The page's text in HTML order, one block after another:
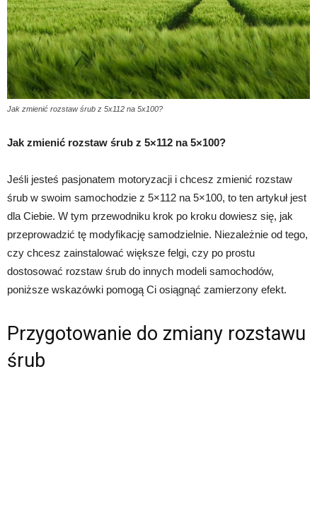
Jak zmienić rozstaw śrub z 5x112 na 5x100?
Jak zmienić rozstaw śrub z 5×112 na 5×100?
Jeśli jesteś pasjonatem motoryzacji i chcesz zmienić rozstaw
śrub w swoim samochodzie z 5×112 na 5×100, to ten artykuł jest
dla Ciebie. W tym przewodniku krok po kroku dowiesz się, jak
przeprowadzić tę modyfikację samodzielnie. Niezależnie od tego,
czy chcesz zainstalować większe felgi, czy po prostu
dostosować rozstaw śrub do innych modeli samochodów,
poniższe wskazówki pomogą Ci osiągnąć zamierzony efekt.
Przygotowanie do zmiany rozstawu
śrub